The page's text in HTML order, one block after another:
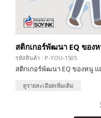
สติกเกอร์พัฒนา EQ ของ
รหัสสินค้า : P-YOU-1505
สติกเกอร์พัฒนา EQ ของหนู
ดูรายละเอียดเพิ่มเติม